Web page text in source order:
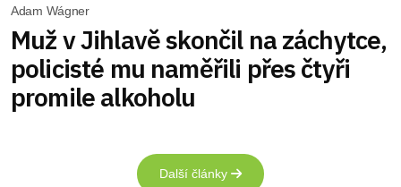
Adam Wágner
Muž v Jihlavě skončil na záchytce,
policisté mu naměřili přes čtyři
promile alkoholu
Další články